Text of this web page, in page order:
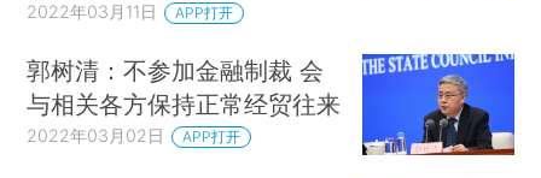
2022年03月11日 APP打开
郭树清：不参加金融制裁 会
与相关各方保持正常经贸往来
2022年03月02日 APP打开